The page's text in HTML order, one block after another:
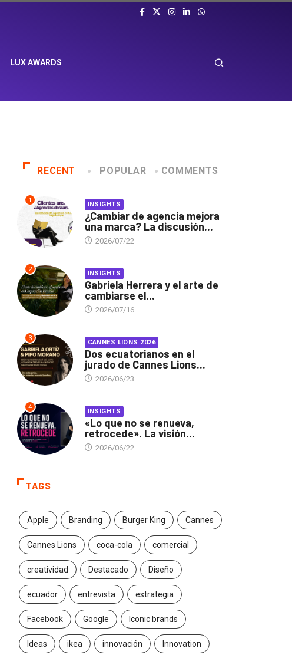
LUX AWARDS
RECENT POPULAR COMMENTS
1 INSIGHTS
¿Cambiar de agencia mejora
una marca? La discusión...
2026/07/22
2 INSIGHTS
Gabriela Herrera y el arte de
cambiarse el...
2026/07/16
3 CANNES LIONS 2026
Dos ecuatorianos en el
jurado de Cannes Lions...
2026/06/23
4 INSIGHTS
«Lo que no se renueva,
retrocede». La visión...
2026/06/22
TAGS
Apple Branding Burger King Cannes
Cannes Lions coca-cola comercial
creatividad Destacado Diseño
ecuador entrevista estrategia
Facebook Google Iconic brands
Ideas ikea innovación Innovation